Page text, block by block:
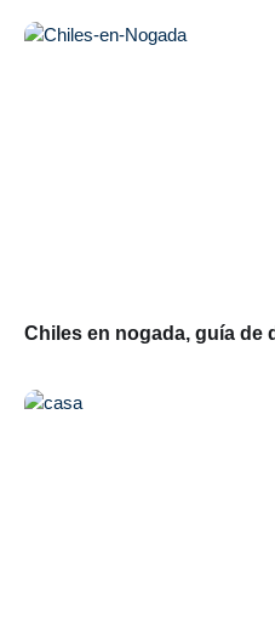
Chiles en nogada, guía de